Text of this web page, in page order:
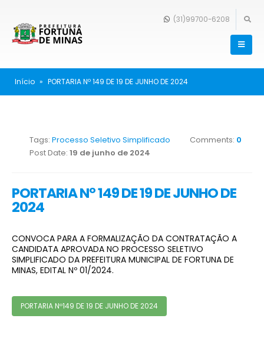
(31)99700-6208
Início » PORTARIA Nº 149 DE 19 DE JUNHO DE 2024
Tags: Processo Seletivo Simplificado Comments: 0
Post Date: 19 de junho de 2024
PORTARIA Nº 149 DE 19 DE JUNHO DE
2024
CONVOCA PARA A FORMALIZAÇÃO DA CONTRATAÇÃO A
CANDIDATA APROVADA NO PROCESSO SELETIVO
SIMPLIFICADO DA PREFEITURA MUNICIPAL DE FORTUNA DE
MINAS, EDITAL Nº 01/2024.
PORTARIA Nº149 DE 19 DE JUNHO DE 2024